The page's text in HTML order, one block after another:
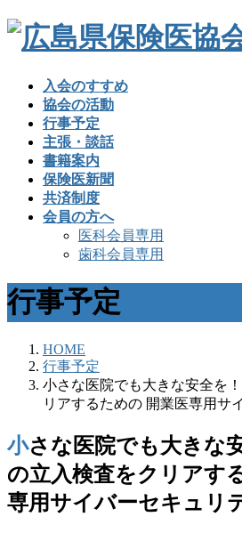
入会のすすめ
協会の活動
行事予定
主張・談話
書籍案内
保険医新聞
共済制度
会員の方へ
医科会員専用
歯科会員専用
行事予定
HOME
行事予定
小さな医院でも大きな安全を
リアするための 開業医専用サ
小さな医院でも大きな安全を！ 保健所
の立入検査をクリアす
専用サイバーセキュリ